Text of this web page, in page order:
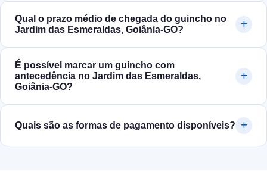
Qual o prazo médio de chegada do guincho no
Jardim das Esmeraldas, Goiânia‑GO?
É possível marcar um guincho com
antecedência no Jardim das Esmeraldas,
Goiânia‑GO?
Quais são as formas de pagamento disponíveis?